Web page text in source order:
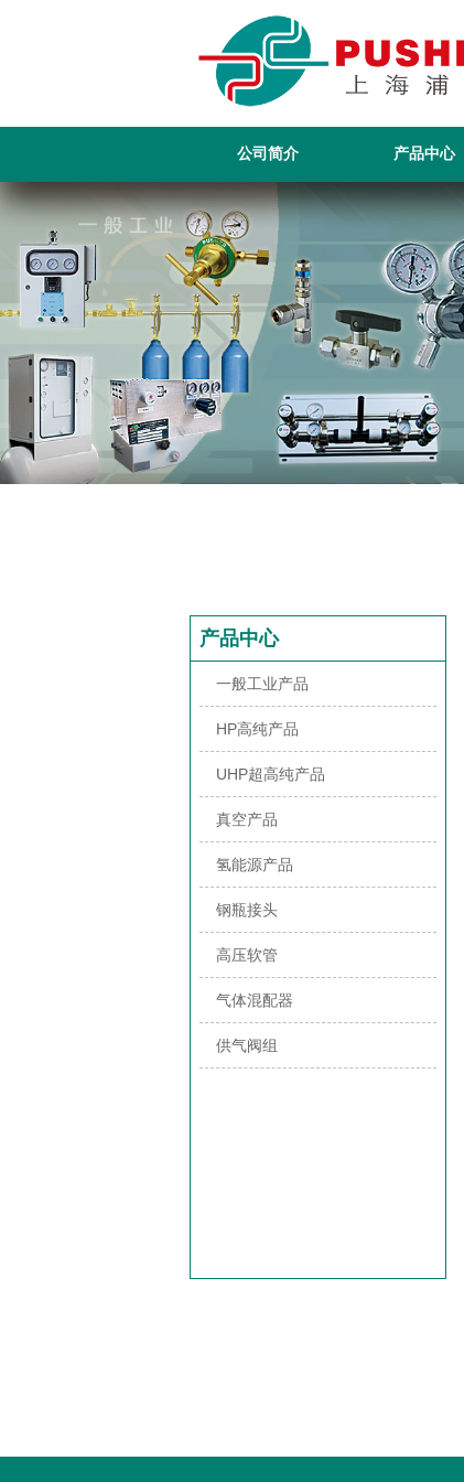
公司简介 产品中心
产品中心
一般工业产品
HP高纯产品
UHP超高纯产品
真空产品
氢能源产品
钢瓶接头
高压软管
气体混配器
供气阀组